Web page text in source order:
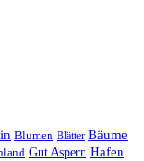
Blumen Blätter Bäume
Gut Aspern Hafen